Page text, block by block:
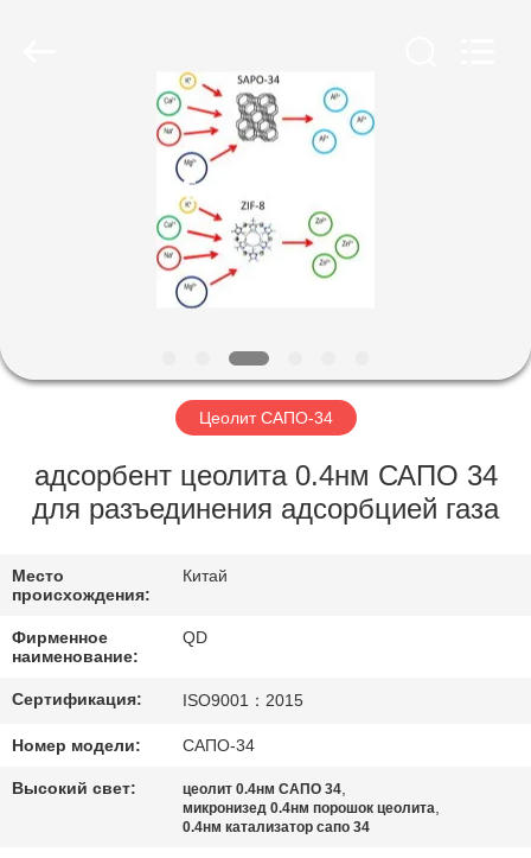
ПРОДУКТЫ
ПУТЕШЕСТВИЕ
ПРОВЕРКА
СВЯЖИТЕСЬ
МЫ
НОВОСТИ
СЛУЧАИ
Цеолит САПО-34
адсорбент цеолита 0.4нм САПО 34
для разъединения адсорбцией газа
Место
происхождения:
Китай
Фирменное
наименование:
QD
Сертификация: ISO9001：2015
Номер модели: САПО-34
Высокий свет: цеолит 0.4нм САПО 34,
микронизед 0.4нм порошок цеолита,
0.4нм катализатор сапо 34